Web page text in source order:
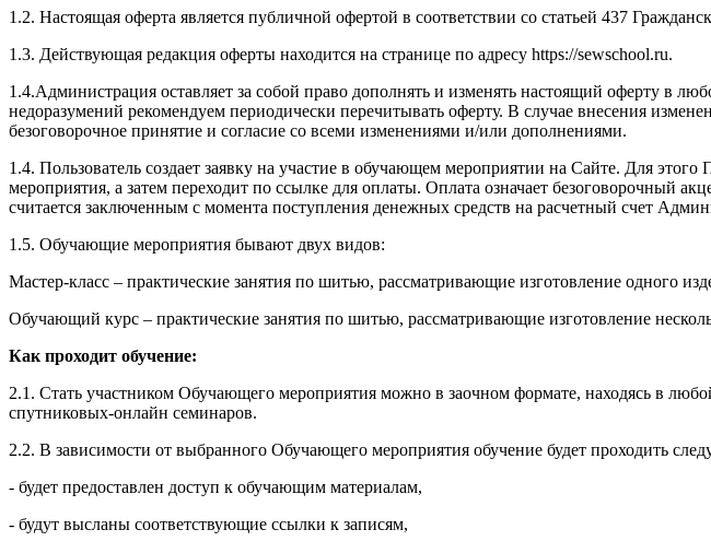
1.2. Настоящая оферта является публичной офертой в соответствии со статьей 437
1.3. Действующая редакция оферты находится на странице по адресу https://sewschool.ru.
1.4.Администрация оставляет за собой право дополнять и изменять настоящий оферту в
недоразумений рекомендуем периодически перечитывать оферту. В случае внесения
безоговорочное принятие и согласие со всеми изменениями и/или дополнениями.
1.4. Пользователь создает заявку на участие в обучающем мероприятии на Сайте. Для
мероприятия, а затем переходит по ссылке для оплаты. Оплата означает
считается заключенным с момента поступления денежных средств на расчетный счет
1.5. Обучающие мероприятия бывают двух видов:
Мастер-класс – практические занятия по шитью, рассматривающие изготовление одного
Обучающий курс – практические занятия по шитью, рассматривающие изготовление
Как проходит обучение:
2.1. Стать участником Обучающего мероприятия можно в заочном формате, находясь в
спутниковых-онлайн семинаров.
2.2. В зависимости от выбранного Обучающего мероприятия обучение будет проходить
- будет предоставлен доступ к обучающим материалам,
- будут высланы соответствующие ссылки к записям,